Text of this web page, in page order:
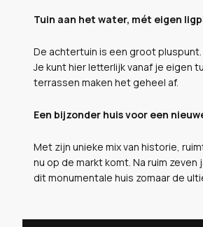
Tuin aan het water, mét eigen
De achtertuin is een groot
Je kunt hier letterlijk vanaf je eigen
terrassen maken het geheel af.
Een bijzonder huis voor een
Met zijn unieke mix van historie,
nu op de markt komt. Na ruim
dit monumentale huis zomaar de